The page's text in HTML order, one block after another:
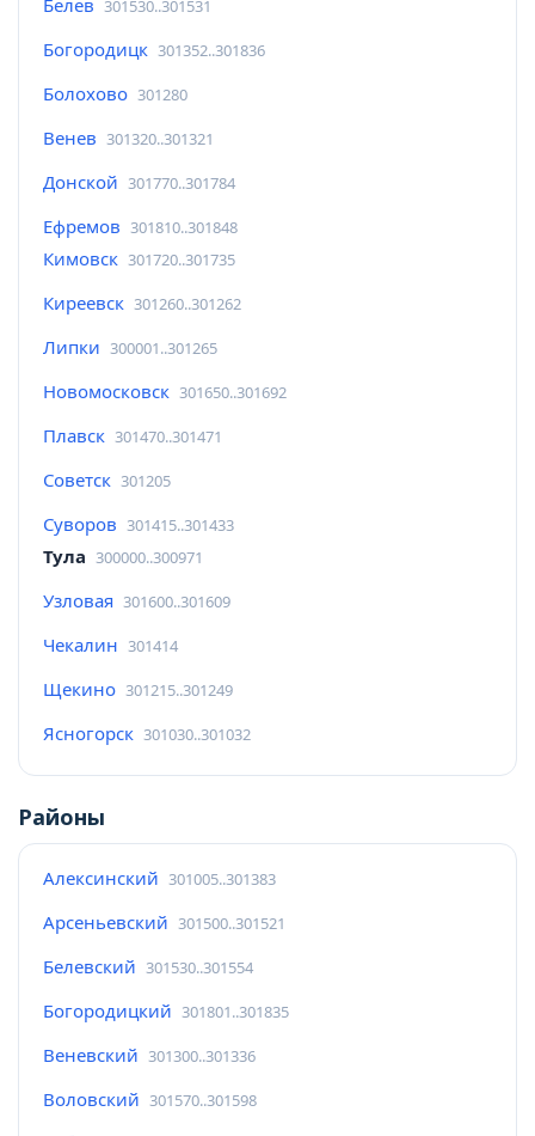
301530..301531
Богородицк 301352..301836
Болохово 301280
Венев 301320..301321
Донской 301770..301784
Ефремов 301810..301848
Кимовск 301720..301735
Киреевск 301260..301262
Липки 300001..301265
Новомосковск 301650..301692
Плавск 301470..301471
Советск 301205
Суворов 301415..301433
Тула 300000..300971
Узловая 301600..301609
Чекалин 301414
Щекино 301215..301249
Ясногорск 301030..301032
Районы
Алексинский 301005..301383
Арсеньевский 301500..301521
Белевский 301530..301554
Богородицкий 301801..301835
Веневский 301300..301336
Воловский 301570..301598